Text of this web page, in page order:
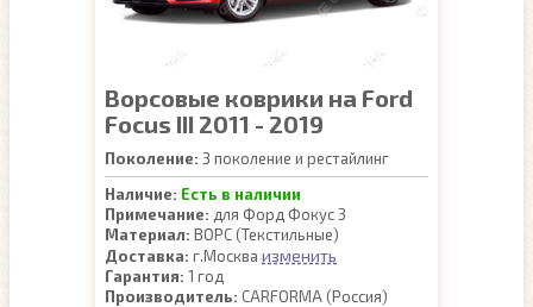
Ворсовые коврики на Ford
Focus III 2011 - 2019
Поколение: 3 поколение и рестайлинг
Наличие: Есть в наличии
Примечание: для Форд Фокус 3
Материал: ВОРС (Текстильные)
Доставка: г.Москва изменить
Гарантия: 1 год
Производитель: CARFORMA (Россия)